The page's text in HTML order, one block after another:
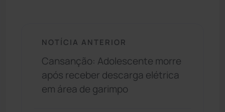
NOTÍCIA ANTERIOR
Cansanção: Adolescente morre
após receber descarga elétrica
em área de garimpo